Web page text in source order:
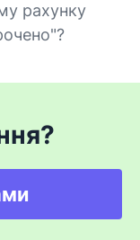
рахунку